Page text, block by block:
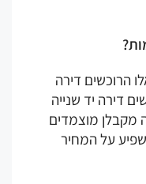
דירה
שנייה
מוצמדים
המחיר